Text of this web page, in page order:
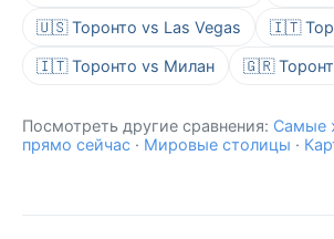
🇺🇸 Торонто vs Las Vegas 🇮🇹
🇮🇹 Торонто vs Милан 🇬🇷
Посмотреть другие сравнения: Самые
прямо сейчас · Мировые столицы ·